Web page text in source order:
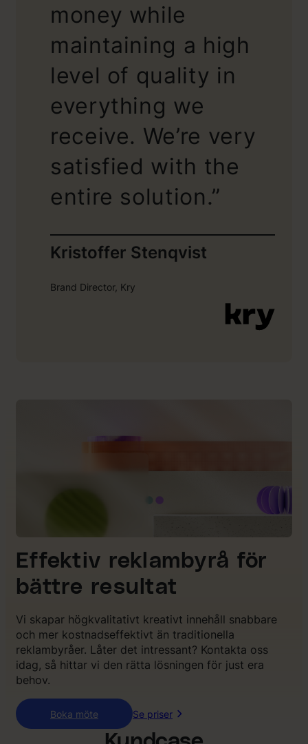
money while
maintaining a high
level of quality in
everything we
receive. We’re very
satisfied with the
entire solution.”
Kristoffer Stenqvist
Brand Director, Kry
Effektiv reklambyrå för
bättre resultat
Vi skapar högkvalitativt kreativt innehåll snabbare
och mer kostnadseffektivt än traditionella
reklambyråer. Låter det intressant? Kontakta oss
idag, så hittar vi den rätta lösningen för just era
behov.
Boka möte Se priser